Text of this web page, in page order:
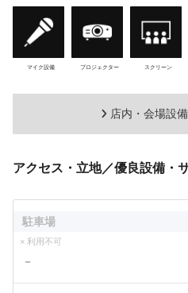
マイク設備 プロジェクター スクリーン
店内・会場設
アクセス・立地／優良設備・
駐車場
× 利用不可
－